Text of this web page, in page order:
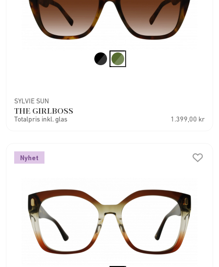
SYLVIE SUN
THE GIRLBOSS
Totalpris inkl. glas 1.399,00 kr
Nyhet